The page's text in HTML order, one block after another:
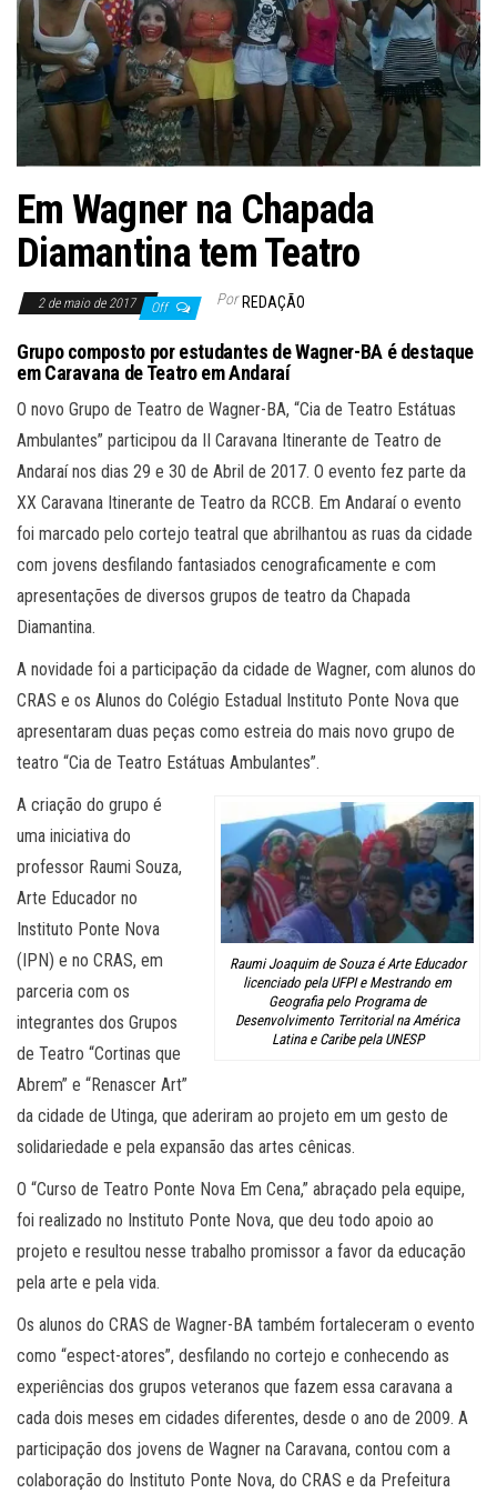
Em Wagner na Chapada
Diamantina tem Teatro
2 de maio de 2017 Off Por REDAÇÃO
Grupo composto por estudantes de Wagner-BA é destaque
em Caravana de Teatro em Andaraí
O novo Grupo de Teatro de Wagner-BA, “Cia de Teatro Estátuas
Ambulantes” participou da II Caravana Itinerante de Teatro de
Andaraí nos dias 29 e 30 de Abril de 2017. O evento fez parte da
XX Caravana Itinerante de Teatro da RCCB. Em Andaraí o evento
foi marcado pelo cortejo teatral que abrilhantou as ruas da cidade
com jovens desfilando fantasiados cenograficamente e com
apresentações de diversos grupos de teatro da Chapada
Diamantina.
A novidade foi a participação da cidade de Wagner, com alunos do
CRAS e os Alunos do Colégio Estadual Instituto Ponte Nova que
apresentaram duas peças como estreia do mais novo grupo de
teatro “Cia de Teatro Estátuas Ambulantes”.
Raumi Joaquim de Souza é Arte Educador
licenciado pela UFPI e Mestrando em
Geografia pelo Programa de
Desenvolvimento Territorial na América
Latina e Caribe pela UNESP
A criação do grupo é
uma iniciativa do
professor Raumi Souza,
Arte Educador no
Instituto Ponte Nova
(IPN) e no CRAS, em
parceria com os
integrantes dos Grupos
de Teatro “Cortinas que
Abrem” e “Renascer Art”
da cidade de Utinga, que aderiram ao projeto em um gesto de
solidariedade e pela expansão das artes cênicas.
O “Curso de Teatro Ponte Nova Em Cena,” abraçado pela equipe,
foi realizado no Instituto Ponte Nova, que deu todo apoio ao
projeto e resultou nesse trabalho promissor a favor da educação
pela arte e pela vida.
Os alunos do CRAS de Wagner-BA também fortaleceram o evento
como “espect-atores”, desfilando no cortejo e conhecendo as
experiências dos grupos veteranos que fazem essa caravana a
cada dois meses em cidades diferentes, desde o ano de 2009. A
participação dos jovens de Wagner na Caravana, contou com a
colaboração do Instituto Ponte Nova, do CRAS e da Prefeitura